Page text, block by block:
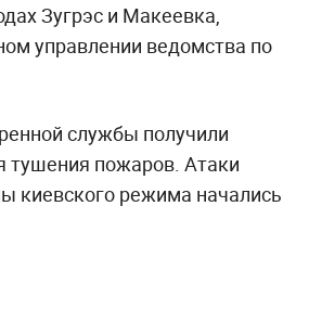
Зугрэс и Макеевка,
управлении ведомства по
службы получили
тушения пожаров. Атаки
киевского режима начались